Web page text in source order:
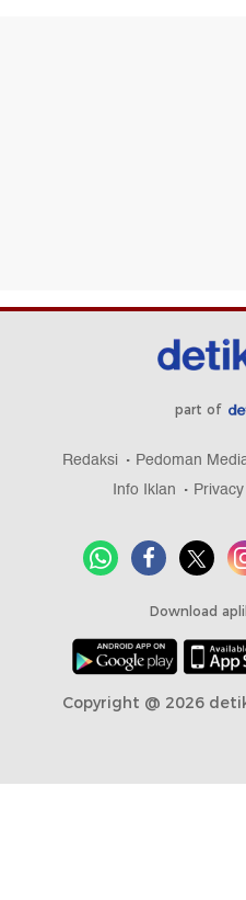
part of
Redaksi Pedoman
Info Iklan
Download
Copyright @ 2026